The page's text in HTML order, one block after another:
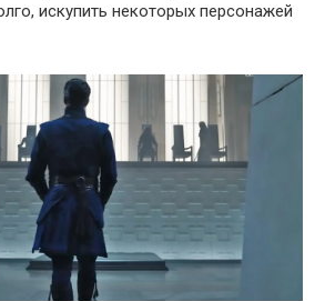
искупить некоторых персонажей